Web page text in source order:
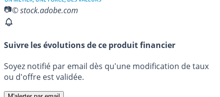
© stock.adobe.com
Suivre les évolutions de ce produit financier
Soyez notifié par email dès qu'une modification de taux
ou d'offre est validée.